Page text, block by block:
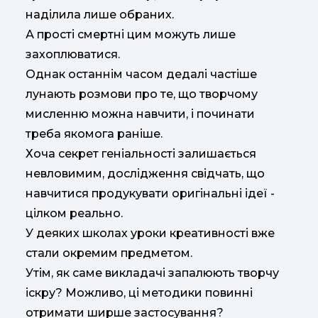
наділила лише обраних.
А прості смертні цим можуть лише
захоплюватися.
Однак останнім часом дедалі частіше
лунають розмови про те, що творчому
мисленню можна навчити, і починати
треба якомога раніше.
Хоча секрет геніальності залишається
невловимим, дослідження свідчать, що
навчитися продукувати оригінальні ідеї -
цілком реально.
У деяких школах уроки креативності вже
стали окремим предметом.
Утім, як саме викладачі запалюють творчу
іскру? Можливо, ці методики повинні
отримати ширше застосування?